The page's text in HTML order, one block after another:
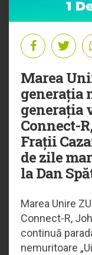
Marea
generația
generația
Connect-
Frații
de zile
la Dan
Marea Unire
Connect-R,
continuă
nemuritoare